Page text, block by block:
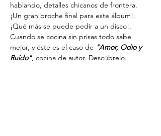
hablando, detalles chicanos de frontera.
¡Un gran broche final para este álbum!.
¡Qué más se puede pedir a un disco!.
Cuando se cocina sin prisas todo sabe
mejor, y éste es el caso de "Amor, Odio y
Ruido", cocina de autor. Descúbrelo.